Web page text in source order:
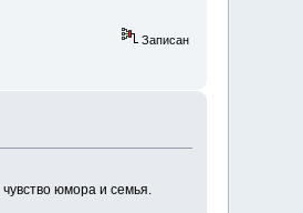
Записан
юмора и семья.